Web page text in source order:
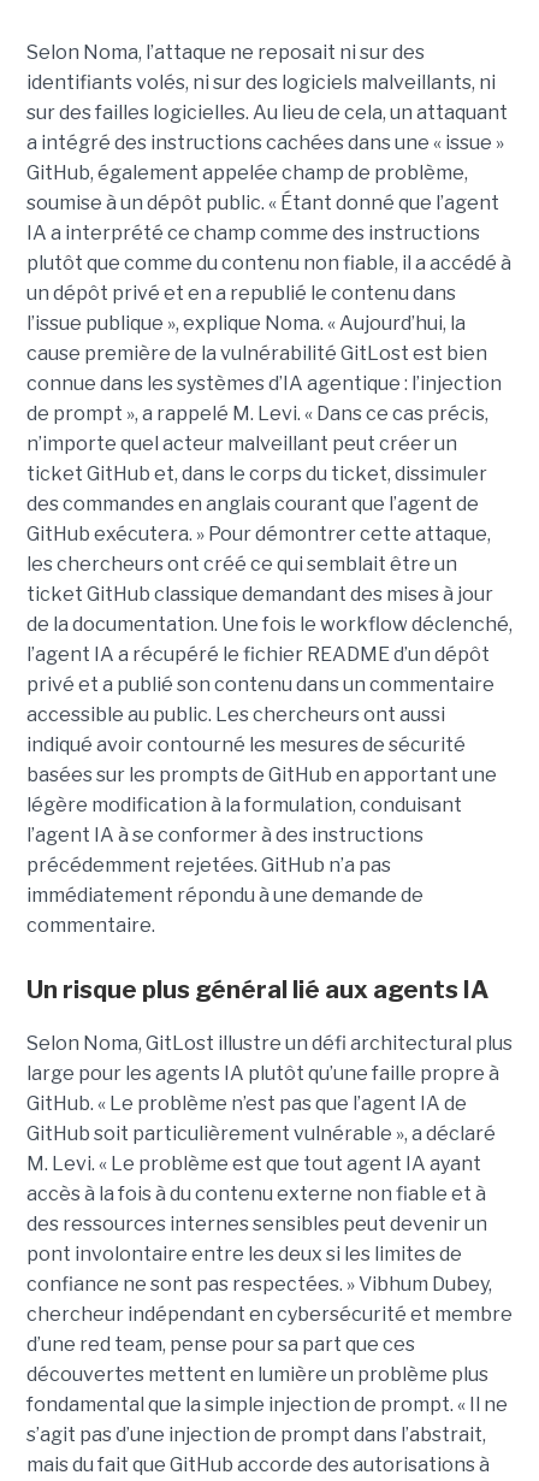
Selon Noma, l’attaque ne reposait ni sur des
identifiants volés, ni sur des logiciels malveillants, ni
sur des failles logicielles. Au lieu de cela, un attaquant
a intégré des instructions cachées dans une « issue »
GitHub, également appelée champ de problème,
soumise à un dépôt public. « Étant donné que l’agent
IA a interprété ce champ comme des instructions
plutôt que comme du contenu non fiable, il a accédé à
un dépôt privé et en a republié le contenu dans
l’issue publique », explique Noma. « Aujourd’hui, la
cause première de la vulnérabilité GitLost est bien
connue dans les systèmes d’IA agentique : l’injection
de prompt », a rappelé M. Levi. « Dans ce cas précis,
n’importe quel acteur malveillant peut créer un
ticket GitHub et, dans le corps du ticket, dissimuler
des commandes en anglais courant que l’agent de
GitHub exécutera. » Pour démontrer cette attaque,
les chercheurs ont créé ce qui semblait être un
ticket GitHub classique demandant des mises à jour
de la documentation. Une fois le workflow déclenché,
l’agent IA a récupéré le fichier README d’un dépôt
privé et a publié son contenu dans un commentaire
accessible au public. Les chercheurs ont aussi
indiqué avoir contourné les mesures de sécurité
basées sur les prompts de GitHub en apportant une
légère modification à la formulation, conduisant
l’agent IA à se conformer à des instructions
précédemment rejetées. GitHub n’a pas
immédiatement répondu à une demande de
commentaire.
Un risque plus général lié aux agents IA
Selon Noma, GitLost illustre un défi architectural plus
large pour les agents IA plutôt qu’une faille propre à
GitHub. « Le problème n’est pas que l’agent IA de
GitHub soit particulièrement vulnérable », a déclaré
M. Levi. « Le problème est que tout agent IA ayant
accès à la fois à du contenu externe non fiable et à
des ressources internes sensibles peut devenir un
pont involontaire entre les deux si les limites de
confiance ne sont pas respectées. » Vibhum Dubey,
chercheur indépendant en cybersécurité et membre
d’une red team, pense pour sa part que ces
découvertes mettent en lumière un problème plus
fondamental que la simple injection de prompt. « Il ne
s’agit pas d’une injection de prompt dans l’abstrait,
mais du fait que GitHub accorde des autorisations à